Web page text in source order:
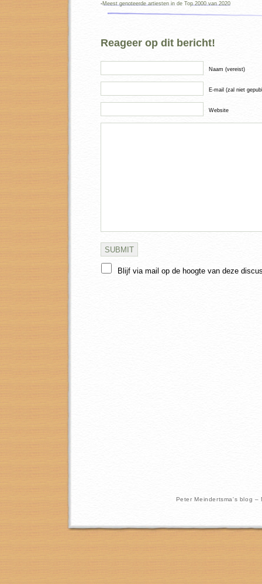
-Meest genoteerde artiesten in de Top 2000 van 2020
Reageer op dit bericht!
Naam (vereist)
E-mail (zal niet
Website
Blijf via mail op de hoogte van deze
Peter Meindertsma's blog